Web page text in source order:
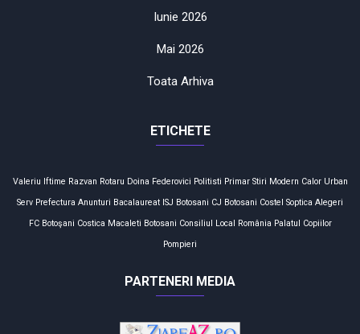
Iunie 2026
Mai 2026
Toata Arhiva
ETICHETE
Valeriu Iftime Razvan Rotaru Doina Federovici Politisti Primar Stiri Modern Calor Urban
Serv Prefectura Anunturi Bacalaureat ISJ Botosani CJ Botosani Costel Soptica Alegeri
FC Botoşani Costica Macaleti Botosani Consiliul Local România Palatul Copiilor
Pompieri
PARTENERI MEDIA